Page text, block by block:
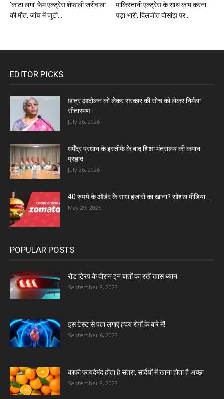
‘कांटा लगा’ फेम एक्ट्रेस शेफाली जरीवाला
की मौत, जांच में जुटी...
पाकिस्तानी एक्ट्रेस के साथ काम करना
पड़ा भारी, दिलजीत दोसांझ पर...
EDITOR PICKS
छात्र आंदोलन को लेकर सरकार की सोच को लेकर निर्मला
सीतारमण...
July 26, 2026
धर्मेंद्र प्रधान के इस्तीफे के बाद शिक्षा मंत्रालय की कमान
प्रह्लाद...
July 26, 2026
40 रुपये के ऑर्डर के साथ हजारों का खाना? सोशल मीडिया...
May 29, 2026
POPULAR POSTS
रोड ट्रिप के दौरान इन बातों का रखें खास ध्यान
September 8, 2023
इस टेस्ट से पता लगाएं ह्दय रोगों के बारे में!
September 6, 2023
काफी फायदेमंद होता है संतरा, सर्दियों में खाना होता है अच्छा
September 8, 2023